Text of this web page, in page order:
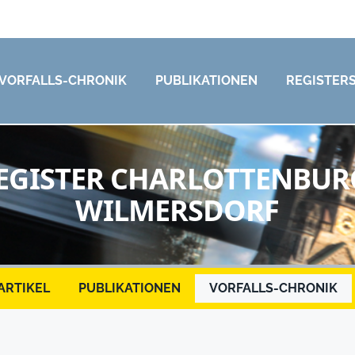
CHRONIK PUBLIKATIONEN
WILMERSDORF
PUBLIKATIONEN VORFALLS-CHRONIK